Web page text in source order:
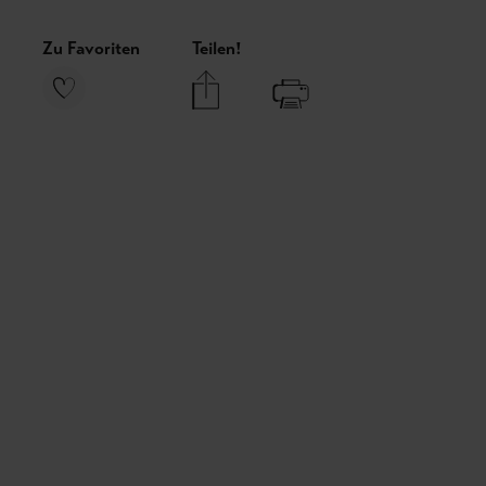
Zu Favoriten Teilen!